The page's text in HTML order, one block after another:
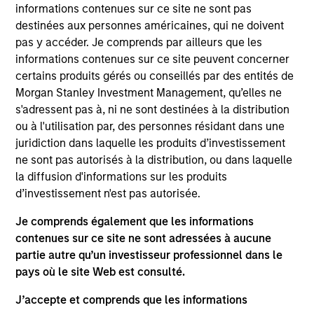
informations contenues sur ce site ne sont pas
destinées aux personnes américaines, qui ne doivent
pas y accéder. Je comprends par ailleurs que les
informations contenues sur ce site peuvent concerner
certains produits gérés ou conseillés par des entités de
Morgan Stanley Investment Management, qu’elles ne
s'adressent pas à, ni ne sont destinées à la distribution
ou à l'utilisation par, des personnes résidant dans une
juridiction dans laquelle les produits d’investissement
ne sont pas autorisés à la distribution, ou dans laquelle
la diffusion d'informations sur les produits
d’investissement n'est pas autorisée.
Je comprends également que les informations
contenues sur ce site ne sont adressées à aucune
partie autre qu’un investisseur professionnel dans le
pays où le site Web est consulté.
J’accepte et comprends que les informations
Présentation générale
Objectif d’Investissement
Fournir un rendement total attrayant.
Approche d’investissement
Le fonds Global Fixed Income Opportunities
s'appuie sur une évaluation macroéconomique
« top-down » pour déterminer le positionnement
bêta optimal du portefeuille, associée à une
analyse quantitative et fondamentale « bottom-
up » rigoureuse qui guide nos décisions de gestion